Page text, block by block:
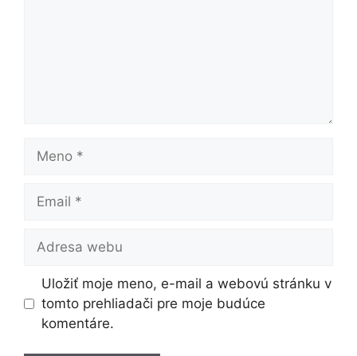
webu
Uložiť moje meno, e-mail a webovú stránku v
tomto prehliadači pre moje budúce
komentáre.